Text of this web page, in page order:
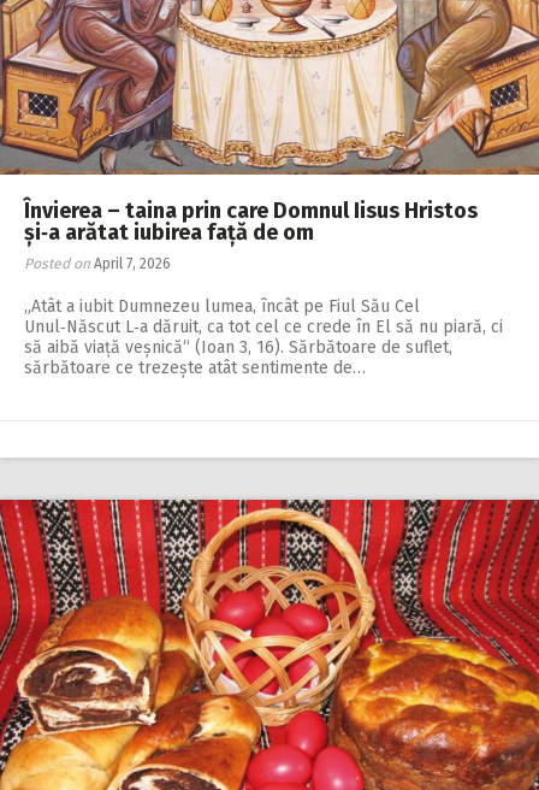
Învierea – taina prin care Domnul Iisus Hristos
și‑a arătat iubirea față de om
Posted on April 7, 2026
„Atât a iubit Dumnezeu lumea, încât pe Fiul Său Cel
Unul‑Născut L‑a dăruit, ca tot cel ce crede în El să nu piară, ci
să aibă viață veșnică“ (Ioan 3, 16). Sărbătoare de suflet,
sărbătoare ce trezește atât sentimente de…